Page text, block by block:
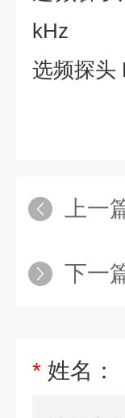
kHz
选频探头
上一
下一
* 姓名：